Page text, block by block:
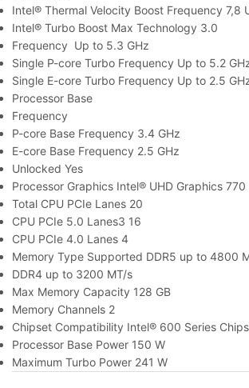
Intel® Thermal Velocity Boost Frequency 7,8
Intel® Turbo Boost Max Technology 3.0
Frequency Up to 5.3 GHz
Single P-core Turbo Frequency Up to 5.2
Single E-core Turbo Frequency Up to 2.5
Processor Base
Frequency
P-core Base Frequency 3.4 GHz
E-core Base Frequency 2.5 GHz
Unlocked Yes
Processor Graphics Intel® UHD Graphics 770
Total CPU PCIe Lanes 20
CPU PCIe 5.0 Lanes3 16
CPU PCIe 4.0 Lanes 4
Memory Type Supported DDR5 up to 4800
DDR4 up to 3200 MT/s
Max Memory Capacity 128 GB
Memory Channels 2
Chipset Compatibility Intel® 600 Series
Processor Base Power 150 W
Maximum Turbo Power 241 W